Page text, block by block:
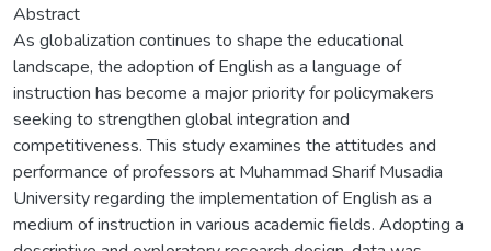
Abstract
As globalization continues to shape the educational
landscape, the adoption of English as a language of
instruction has become a major priority for policymakers
seeking to strengthen global integration and
competitiveness. This study examines the attitudes and
performance of professors at Muhammad Sharif Musadia
University regarding the implementation of English as a
medium of instruction in various academic fields. Adopting a